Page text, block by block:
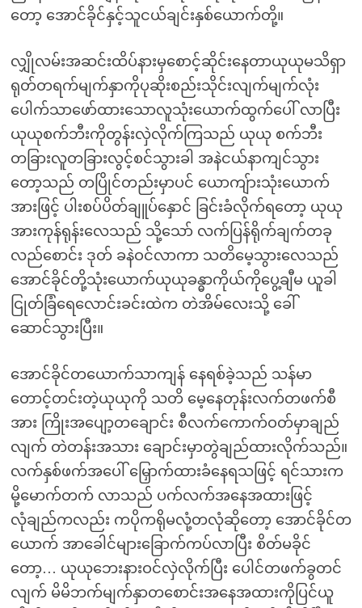
တော့ အောင်ခိုင်နှင့်သူငယ်ချင်းနှစ်ယောက်တို့။
လျှိုလမ်းအဆင်းထိပ်နားမှစောင့်ဆိုင်းနေတာယုယုမသိရှာ
ရုတ်တရက်မျက်နှာကိုပုဆိုးစည်းသိုင်းလျက်မျက်လုံး
ပေါက်သာဖော်ထားသောလူသုံးယောက်ထွက်ပေါ် လာပြီး
ယုယုစက်ဘီးကိုတွန်းလှဲလိုက်ကြသည် ယုယု စက်ဘီး
တခြားလူတခြားလွင့်စင်သွားခါ အနဲငယ်နာကျင်သွား
တော့သည် တပြိုင်တည်းမှာပင် ယောကျ်ားသုံးယောက်
အားဖြင့် ပါးစပ်ပိတ်ချူပ်နှောင် ခြင်းခံလိုက်ရတော့ ယုယု
အားကုန်ရုန်းလေသည် သို့သော် လက်ပြန်ရိုက်ချက်တခု
လည်စောင်း ဒုတ် ခနဲဝင်လာကာ သတိမေ့သွားလေသည်
အောင်ခိုင်တို့သုံးယောက်ယုယုခန္ဓာကိုယ်ကိုပွေ့ချီမ ယူခါ
ငြုတ်ခြံရေလောင်းခင်းထဲက တဲအိမ်လေးသို့ ခေါ်
ဆောင်သွားပြီး။
အောင်ခိုင်တယောက်သာကျန် နေရစ်ခဲ့သည် သန်မာ
တောင့်တင်းတဲ့ယုယုကို သတိ မေ့နေတုန်းလက်တဖက်စီ
အား ကြိုးအပျော့တချောင်း စီလက်ကောက်ဝတ်မှာချည်
လျက် တဲတန်းအသား ချောင်းမှာတွဲချည်ထားလိုက်သည်။
လက်နှစ်ဖက်အပေါ် မြှောက်ထားခံနေရသဖြင့် ရင်သားက
မို့မောက်တက် လာသည် ပက်လက်အနေအထားဖြင့်
လုံချည်ကလည်း ကပိုကရိုမလုံ့တလုံဆိုတော့ အောင်ခိုင်တ
ယောက် အာခေါင်များခြောက်ကပ်လာပြီး စိတ်မခိုင်
တော့… ယုယုဘေးနားဝင်လှဲလိုက်ပြီး ပေါင်တဖက်ခွတင်
လျက် မိမိဘက်မျက်နှာတစောင်းအနေအထားကိုပြင်ယူ